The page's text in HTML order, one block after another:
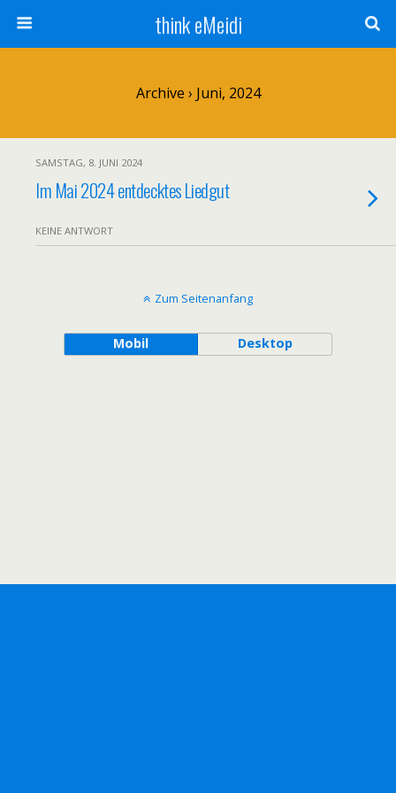
think eMeidi
Archive › Juni, 2024
SAMSTAG, 8. JUNI 2024
Im Mai 2024 entdecktes Liedgut
KEINE ANTWORT
Zum Seitenanfang
Mobil Desktop